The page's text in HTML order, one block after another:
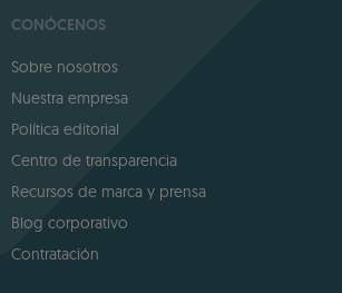
CONÓCENOS
Sobre nosotros
Nuestra empresa
Política editorial
Centro de transparencia
Recursos de marca y prensa
Blog corporativo
Contratación